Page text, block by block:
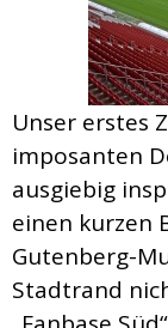
Unser erstes
imposanten
ausgiebig
einen kurzen
Gutenberg-
Stadtrand